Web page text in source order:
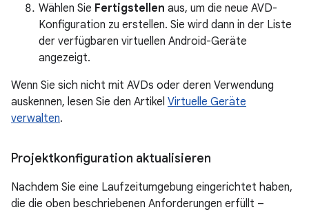
Wählen Sie Fertigstellen aus, um die neue AVD-
Konfiguration zu erstellen. Sie wird dann in der Liste
der verfügbaren virtuellen Android-Geräte
angezeigt.
Wenn Sie sich nicht mit AVDs oder deren Verwendung
auskennen, lesen Sie den Artikel Virtuelle Geräte
verwalten.
Projektkonfiguration aktualisieren
Nachdem Sie eine Laufzeitumgebung eingerichtet haben,
die die oben beschriebenen Anforderungen erfüllt –